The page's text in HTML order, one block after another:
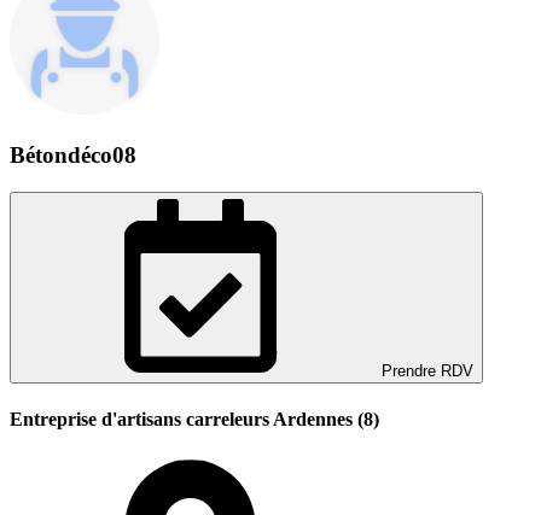
Bétondéco08
Prendre RDV
Entreprise d'artisans carreleurs Ardennes (8)